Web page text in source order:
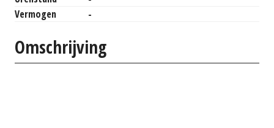
Vermogen
-
Omschrijving